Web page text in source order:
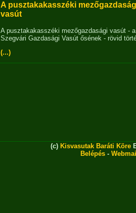
A pusztakakasszéki
vasút
A pusztakakasszéki mezőgazdasági vasút - a
Szegvári Gazdasági Vasút ősének - rövid
(...)
(c) Kisvasutak Baráti Köre
Belépés -